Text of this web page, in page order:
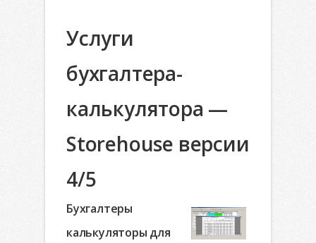
Услуги
бухгалтера-
калькулятора —
Storehouse версии
4/5
Бухгалтеры
калькуляторы для